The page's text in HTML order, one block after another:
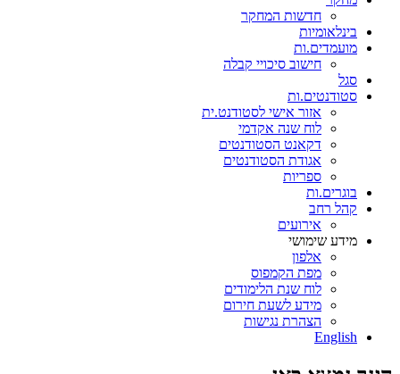
חדשות המחקר
בינלאומיות
מועמדים.ות
חישוב סיכויי קבלה
סגל
סטודנטים.ות
אזור אישי לסטודנט.ית
לוח שנה אקדמי
דקאנט הסטודנטים
אגודת הסטודנטים
ספריות
בוגרים.ות
קהל רחב
אירועים
מידע שימושי
אלפון
מפת הקמפוס
לוח שנת הלימודים
מידע לשעת חירום
הצהרת נגישות
English